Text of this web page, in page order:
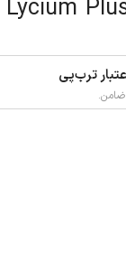
ترب‌پی